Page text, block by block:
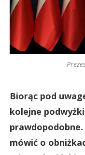
Biorąc pod
kolejne
mówić o